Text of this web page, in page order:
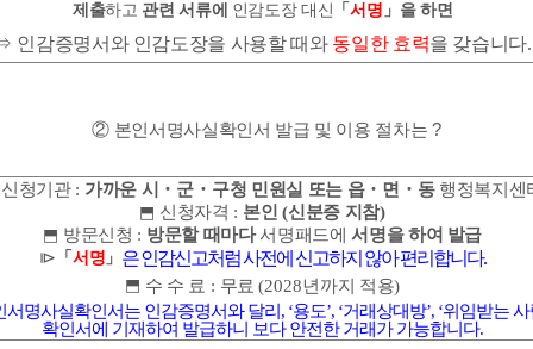
제출하고 관련 서류에 인감도장 대신 「서명 」 을 하면
인감증명서와 인감도장을 사용할 때와 동일한 효력을 갖습니다.
② 본인서명사실확인서 발급 및 이용 절차는 ?
신청기관 : 가까운 시 ・ 군 ・ 구청 민원실 또는 읍・ 면 ・ 동 행정복지센
⬒ 신청자격 : 본인(신분증 지참)
⬒ 방문신청 : 방문할 때마다 서명패드에서명을 하여 발급
⧐ 「서명 」 은 인감신고처럼 사전에 신고하지 않아 편리합니다.
⬒ 수 수 료 : 무료(2028년까지 적용)
서명사실확인서는 인감증명서와 달리 , ‘용도’, ‘거래상대방’, ‘위임받는 사
확인서에 기재하여 발급하니 보다 안전한 거래가 가능합니다.